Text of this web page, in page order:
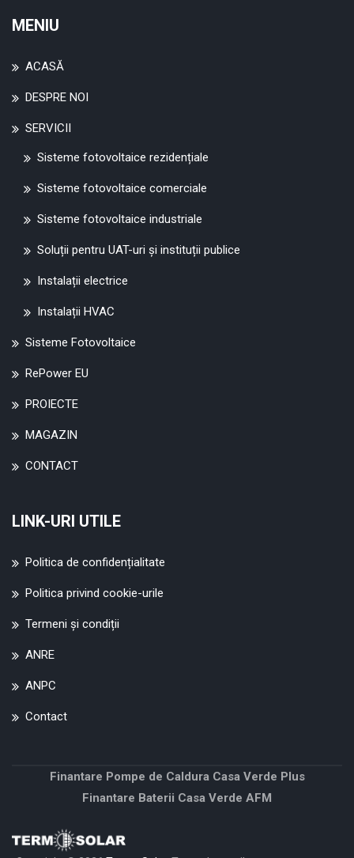
MENIU
ACASĂ
DESPRE NOI
SERVICII
Sisteme fotovoltaice rezidențiale
Sisteme fotovoltaice comerciale
Sisteme fotovoltaice industriale
Soluții pentru UAT-uri și instituții publice
Instalații electrice
Instalații HVAC
Sisteme Fotovoltaice
RePower EU
PROIECTE
MAGAZIN
CONTACT
LINK-URI UTILE
Politica de confidențialitate
Politica privind cookie-urile
Termeni și condiții
ANRE
ANPC
Contact
Finantare Pompe de Caldura Casa Verde Plus
Finantare Baterii Casa Verde AFM